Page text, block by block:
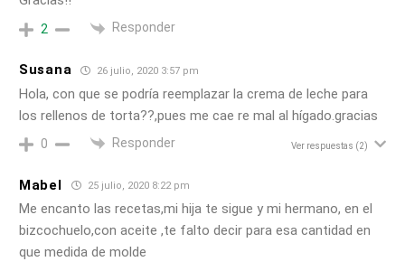
2 Responder
Susana 26 julio, 2020 3:57 pm
Hola, con que se podría reemplazar la crema de leche para
los rellenos de torta??,pues me cae re mal al hígado.gracias
0 Responder Ver respuestas (2)
Mabel 25 julio, 2020 8:22 pm
Me encanto las recetas,mi hija te sigue y mi hermano, en el
bizcochuelo,con aceite ,te falto decir para esa cantidad en
que medida de molde